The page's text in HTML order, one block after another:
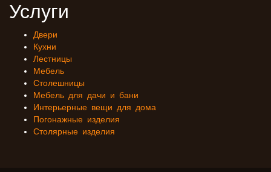
Услуги
Двери
Кухни
Лестницы
Мебель
Столешницы
Мебель для дачи и бани
Интерьерные вещи для дома
Погонажные изделия
Столярные изделия